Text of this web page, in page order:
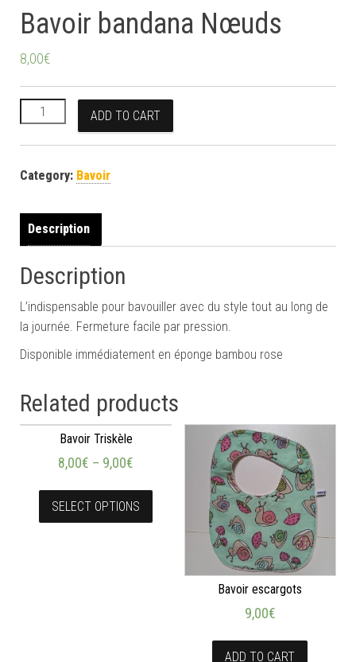
Bavoir bandana Nœuds
8,00€
Bavoir bandana Nœuds quantity
ADD TO CART
Category: Bavoir
Description
Description
L’indispensable pour bavouiller avec du style tout au long de
la journée. Fermeture facile par pression.
Disponible immédiatement en éponge bambou rose
Related products
Bavoir Triskèle
8,00€ – 9,00€
SELECT OPTIONS
Bavoir escargots
9,00€
ADD TO CART